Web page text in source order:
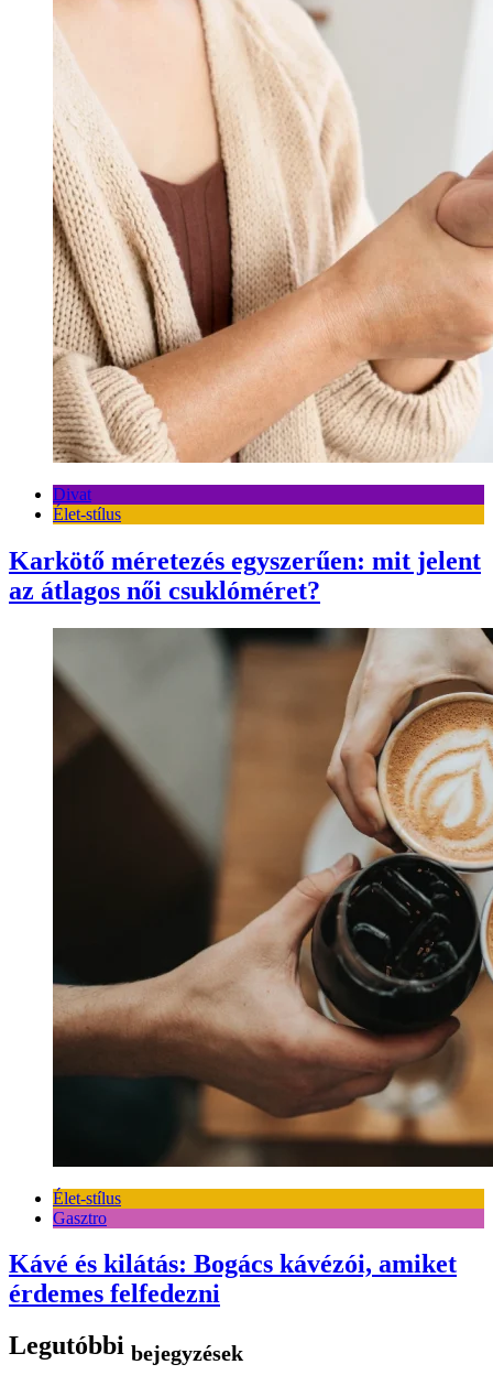
Divat
Élet-stílus
Karkötő méretezés egyszerűen: mit jelent
az átlagos női csuklóméret?
Élet-stílus
Gasztro
Kávé és kilátás: Bogács kávézói, amiket
érdemes felfedezni
Legutóbbi bejegyzések